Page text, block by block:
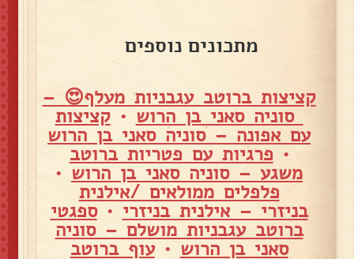
מתכונים נוספים
קציצות ברוטב עגבניות מעלף😍 –
סוניה סאני בן הרוש •קציצות
עם אפונה – סוניה סאני בן הרוש
• פרגיות עם פטריות ברוטב
משגע – סוניה סאני בן הרוש •
פלפלים ממולאים /אילנית
בניזרי – אילנית בניזרי •ספגטי
ברוטב עגבניות מושלם – סוניה
סאני בן הרוש •עוף ברוטב